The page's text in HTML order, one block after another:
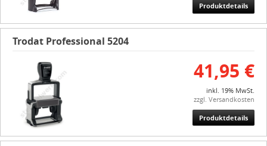
Produktdetails
Trodat Professional 5204
41,95 €
inkl. 19% MwSt.
zzgl. Versandkosten
Produktdetails